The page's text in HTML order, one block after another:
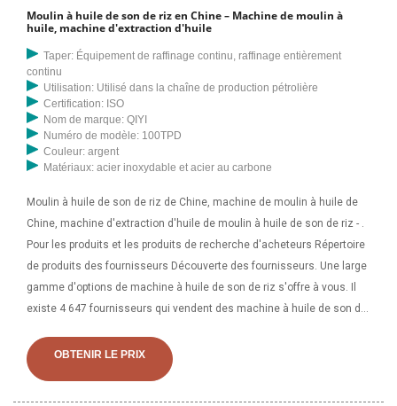
Moulin à huile de son de riz en Chine – Machine de moulin à
huile, machine d'extraction d'huile
Taper: Équipement de raffinage continu, raffinage entièrement
continu
Utilisation: Utilisé dans la chaîne de production pétrolière
Certification: ISO
Nom de marque: QIYI
Numéro de modèle: 100TPD
Couleur: argent
Matériaux: acier inoxydable et acier au carbone
Moulin à huile de son de riz de Chine, machine de moulin à huile de
Chine, machine d'extraction d'huile de moulin à huile de son de riz - .
Pour les produits et les produits de recherche d'acheteurs Répertoire
de produits des fournisseurs Découverte des fournisseurs. Une large
gamme d'options de machine à huile de son de riz s'offre à vous. Il
existe 4 647 fournisseurs qui vendent des machine à huile de son de
fournisseurs sont le Inde, la Chine et l'Indonésie qui proviennent de
OBTENIR LE PRIX